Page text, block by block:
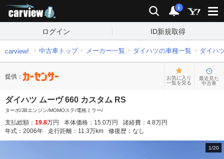
検索 通知
i
ログイン ID新規取得
carview! 中古車トップ メーカー一覧 ダイハツの車種一覧 ダイハ
提供：
お気に入り
一覧を見る
最近見た
中古車
ダイハツ ムーヴ 660 カスタム RS
ターボ/JBエンジン/MOMOステ/電格ミラー/
支払総額： 19.8万円 本体価格： 15.0万円 諸経費： 4.8万円
年式： 2006年 走行距離： 11.3万km 修復歴： なし
1/20